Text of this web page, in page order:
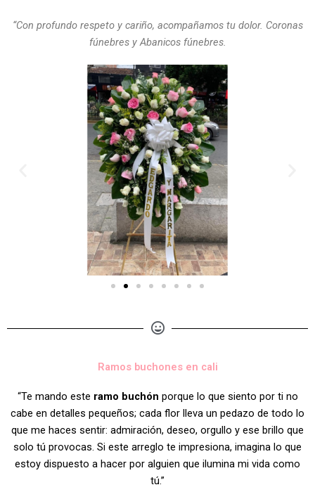
“Con profundo respeto y cariño, acompañamos tu dolor. Coronas
fúnebres y Abanicos fúnebres.
Ramos buchones en cali
“Te mando este ramo buchón porque lo que siento por ti no
cabe en detalles pequeños; cada flor lleva un pedazo de todo lo
que me haces sentir: admiración, deseo, orgullo y ese brillo que
solo tú provocas. Si este arreglo te impresiona, imagina lo que
estoy dispuesto a hacer por alguien que ilumina mi vida como
tú.”